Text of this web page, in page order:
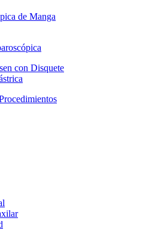
de Manga
con Disquete